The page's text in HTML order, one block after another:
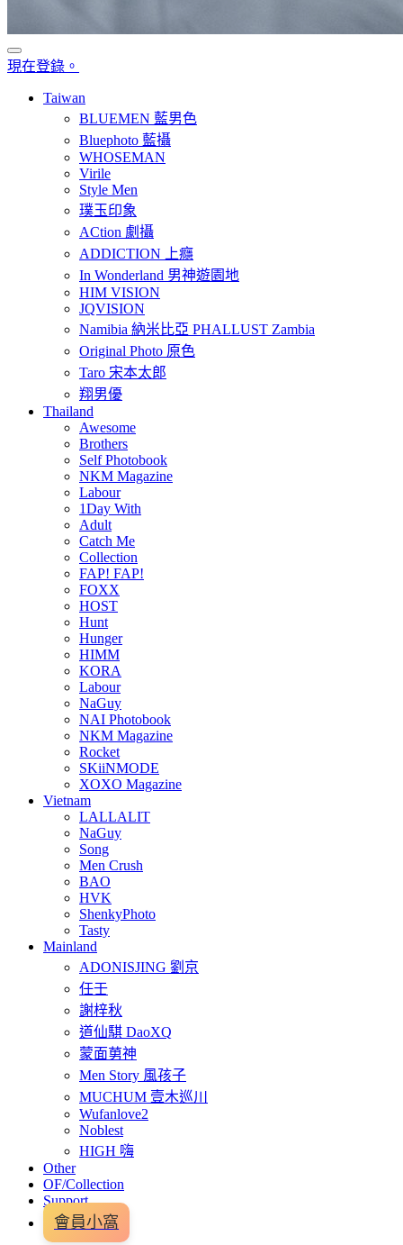
現在登錄。
Taiwan
BLUEMEN 藍男色
Bluephoto 藍攝
WHOSEMAN
Virile
Style Men
璞玉印象
ACtion 劇攝
ADDICTION 上癮
In Wonderland 男神遊園地
HIM VISION
JQVISION
Namibia 納米比亞 PHALLUST Zambia
Original Photo 原色
Taro 宋本太郎
翔男優
Thailand
Awesome
Brothers
Self Photobook
NKM Magazine
Labour
1Day With
Adult
Catch Me
Collection
FAP! FAP!
FOXX
HOST
Hunt
Hunger
HIMM
KORA
Labour
NaGuy
NAI Photobook
NKM Magazine
Rocket
SKiiNMODE
XOXO Magazine
Vietnam
LALLALIT
NaGuy
Song
Men Crush
BAO
HVK
ShenkyPhoto
Tasty
Mainland
ADONISJING 劉京
任壬
謝梓秋
道仙騏 DaoXQ
蒙面莮神
Men Story 風孩子
MUCHUM 壹木巡川
Wufanlove2
Noblest
HIGH 嗨
Other
OF/Collection
Support
會員小窩